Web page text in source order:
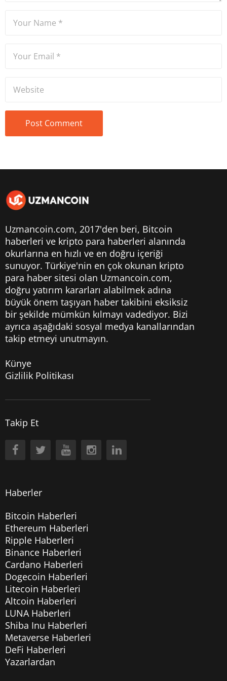
Uzmancoin.com, 2017'den beri, Bitcoin
haberleri ve kripto para haberleri alanında
okurlarına en hızlı ve en doğru içeriği
sunuyor. Türkiye'nin en çok okunan kripto
para haber sitesi olan Uzmancoin.com,
doğru yatırım kararları alabilmek adına
büyük önem taşıyan haber takibini eksiksiz
bir şekilde mümkün kılmayı vadediyor. Bizi
ayrıca aşağıdaki sosyal medya kanallarından
takip etmeyi unutmayın.
Künye
Gizlilik Politikası
Takip Et
Haberler
Bitcoin Haberleri
Ethereum Haberleri
Ripple Haberleri
Binance Haberleri
Cardano Haberleri
Dogecoin Haberleri
Litecoin Haberleri
Altcoin Haberleri
LUNA Haberleri
Shiba Inu Haberleri
Metaverse Haberleri
DeFi Haberleri
Yazarlardan